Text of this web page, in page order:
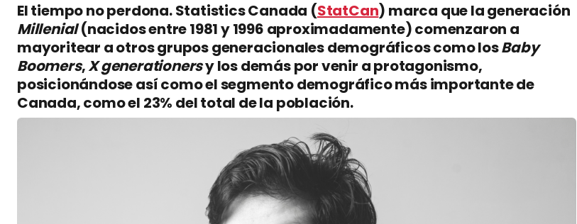
El tiempo no perdona. Statistics Canada (StatCan) marca que la generación
Millenial(nacidos entre 1981 y 1996 aproximadamente) comenzaron a
mayoritear a otros grupos generacionales demográficos como losBaby
Boomers,X generationersy los demás por venir a protagonismo,
posicionándose así como el segmento demográfico más importante de
Canada, como el 23% del total de la población.